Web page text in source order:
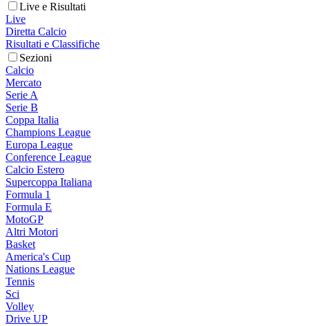
Live e Risultati
Live
Diretta Calcio
Risultati e Classifiche
Sezioni
Calcio
Mercato
Serie A
Serie B
Coppa Italia
Champions League
Europa League
Conference League
Calcio Estero
Supercoppa Italiana
Formula 1
Formula E
MotoGP
Altri Motori
Basket
America's Cup
Nations League
Tennis
Sci
Volley
Drive UP